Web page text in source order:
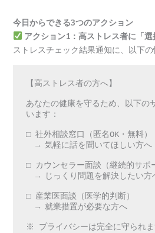
今日からできる3つのアクション
アクション1：高ストレス者に「
ストレスチェック結果通知に、以下
【高ストレス者の方へ】
あなたの健康を守るため、以下の
います：
□ 社外相談窓口（匿名OK・無料）
□ カウンセラー面談（継続的サポ
□ 産業医面談（医学的判断）
※ プライバシーは完全に守られ